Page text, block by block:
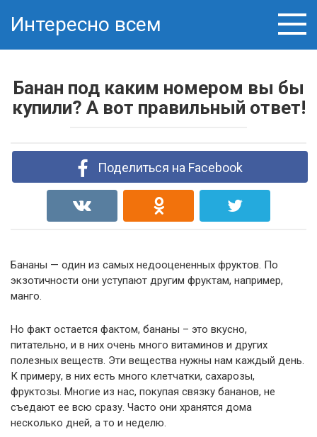
Интересно всем
Банан под каким номером вы бы
купили? А вот правильный ответ!
Поделиться на Facebook
Бананы — один из самых недооцененных фруктов. По
экзотичности они уступают другим фруктам, например,
манго.
Но факт остается фактом, бананы – это вкусно,
питательно, и в них очень много витаминов и других
полезных веществ. Эти вещества нужны нам каждый день.
К примеру, в них есть много клетчатки, сахарозы,
фруктозы. Многие из нас, покупая связку бананов, не
съедают ее всю сразу. Часто они хранятся дома
несколько дней, а то и неделю.